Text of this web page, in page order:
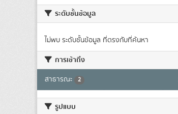
ระดับชั้นข้อมูล
ไม่พบ ระดับชั้นข้อมูล ที่ตรงกับที่ค้นหา
การเข้าถึง
สาธารณะ 2
รูปแบบ